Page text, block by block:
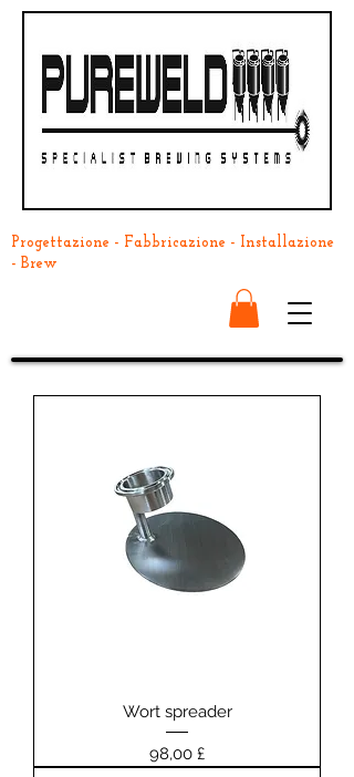
Progettazione - Fabbricazione - Installazione
- Brew
Wort spreader
Prezzo
98,00 £